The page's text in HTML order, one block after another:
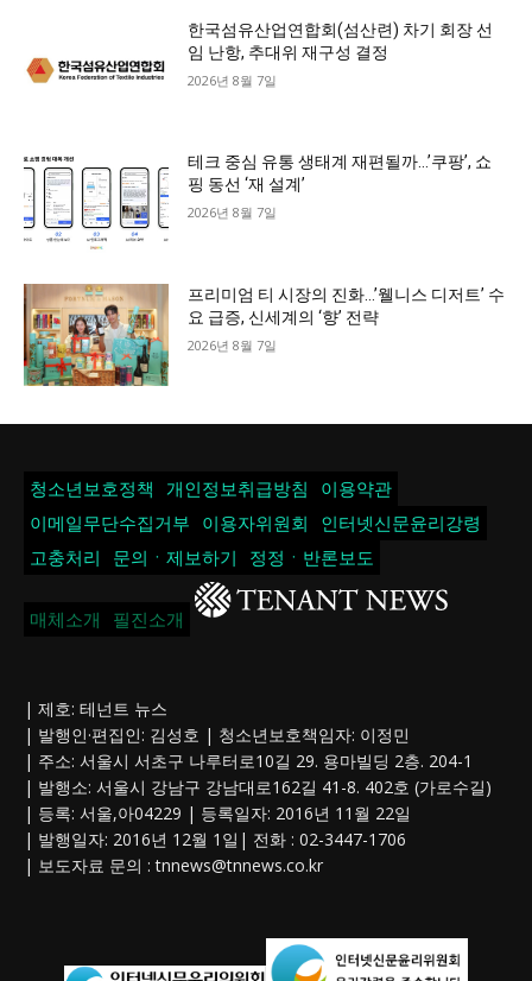
한국섬유산업연합회(섬산련) 차기 회장 선
임 난항, 추대위 재구성 결정
2026년 8월 7일
테크 중심 유통 생태계 재편될까…’쿠팡’, 쇼
핑 동선 ‘재 설계’
2026년 8월 7일
프리미엄 티 시장의 진화…’웰니스 디저트’ 수
요 급증, 신세계의 ‘향’ 전략
2026년 8월 7일
청소년보호정책 개인정보취급방침
이용약관
이메일무단수집거부
이용자위원회
인터넷신문윤리강령
고충처리
문의ㆍ제보하기 정정ㆍ반론보도
매체소개 필진소개
| 제호: 테넌트 뉴스
| 발행인·편집인: 김성호 | 청소년보호책임자: 이정민
| 주소: 서울시 서초구 나루터로10길 29. 용마빌딩 2층. 204-1
| 발행소: 서울시 강남구 강남대로162길 41-8. 402호 (가로수길)
| 등록: 서울,아04229 | 등록일자: 2016년 11월 22일
| 발행일자: 2016년 12월 1일| 전화 : 02-3447-1706
| 보도자료 문의 :tnnews@tnnews.co.kr